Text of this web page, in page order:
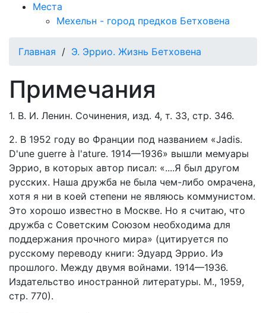
Места
Мехельн - город предков Бетховена
Главная / Э. Эррио. Жизнь Бетховена
Примечания
1. В. И. Ленин. Сочинения, изд. 4, т. 33, стр. 346.
2. В 1952 году во Франции под названием «Jadis.
D'une guerre à l'ature. 1914—1936» вышли мемуары
Эррио, в которых автор писал: «....Я был другом
русских. Наша дружба не была чем-либо омрачена,
хотя я ни в коей степени не являюсь коммунистом.
Это хорошо известно в Москве. Но я считаю, что
дружба с Советским Союзом необходима для
поддержания прочного мира» (цитируется по
русскому переводу книги: Эдуард Эррио. Иэ
прошлого. Между двумя войнами. 1914—1936.
Издательство иностранной литературы. М., 1959,
стр. 770).